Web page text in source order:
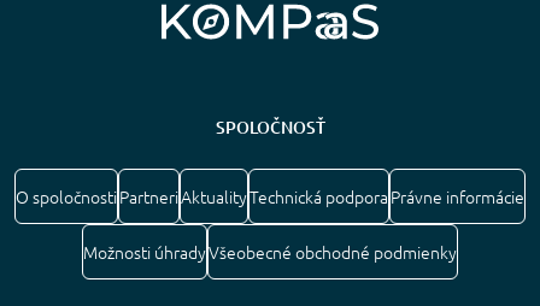
SPOLOČNOSŤ
O spoločnostiPartneriAktualityTechnická podpora Právne informácie
Možnosti úhradyVšeobecné obchodné podmienky